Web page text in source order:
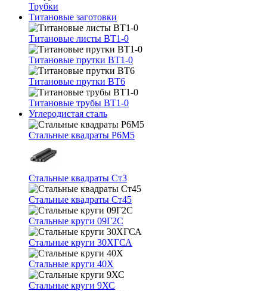
Трубки
Титановые заготовки
Титановые листы ВТ1-0
Титановые прутки ВТ1-0
Титановые прутки ВТ6
Титановые трубы ВТ1-0
Углеродистая сталь
Стальные квадраты Р6М5
Стальные квадраты Ст3
Стальные квадраты Ст45
Стальные круги 09Г2С
Стальные круги 30ХГСА
Стальные круги 40Х
Стальные круги 9ХС